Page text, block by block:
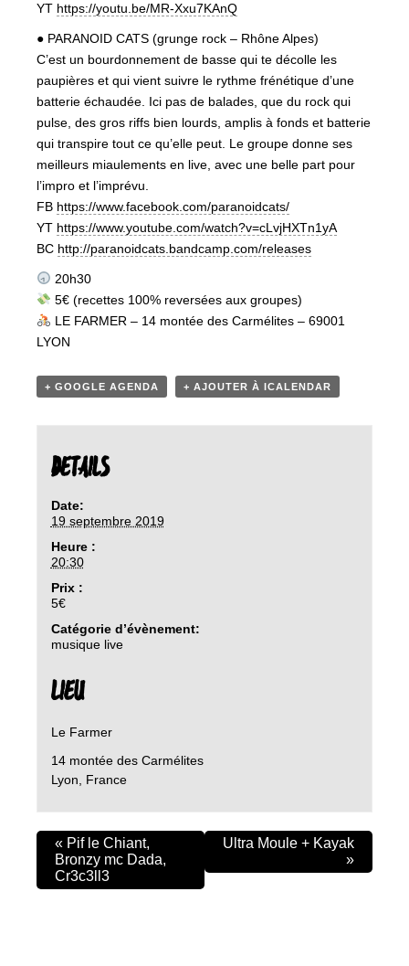
YT https://youtu.be/MR-Xxu7KAnQ
● PARANOID CATS (grunge rock – Rhône Alpes)
C’est un bourdonnement de basse qui te décolle les
paupières et qui vient suivre le rythme frénétique d’une
batterie échaudée. Ici pas de balades, que du rock qui
pulse, des gros riffs bien lourds, amplis à fonds et batterie
qui transpire tout ce qu’elle peut. Le groupe donne ses
meilleurs miaulements en live, avec une belle part pour
l’impro et l’imprévu.
FB https://www.facebook.com/paranoidcats/
YT https://www.youtube.com/watch?v=cLvjHXTn1yA
BC http://paranoidcats.bandcamp.com/releases
20h30
5€ (recettes 100% reversées aux groupes)
‍ LE FARMER – 14 montée des Carmélites – 69001
LYON
+ GOOGLE AGENDA + AJOUTER À ICALENDAR
DETAILS
Date:
19 septembre 2019
Heure :
20:30
Prix :
5€
Catégorie d’évènement:
musique live
LIEU
Le Farmer
14 montée des Carmélites
Lyon
France
« Pif le Chiant,
Bronzy mc Dada,
Cr3c3ll3
Ultra Moule + Kayak
»